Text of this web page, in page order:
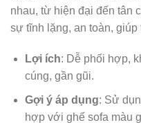
nhau, từ hiện đại đến tân
sự tĩnh lặng, an toàn,
Lợi ích: Dễ phối hợp,
cúng, gần gũi.
Gợi ý áp dụng: Sử
hợp với ghế sofa màu